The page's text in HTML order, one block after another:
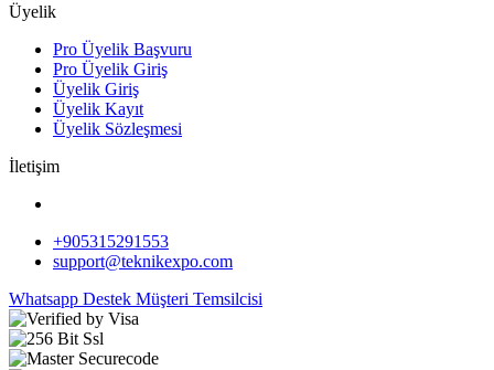
Üyelik
Pro Üyelik Başvuru
Pro Üyelik Giriş
Üyelik Giriş
Üyelik Kayıt
Üyelik Sözleşmesi
İletişim
+905315291553
support@teknikexpo.com
Whatsapp Destek Müşteri Temsilcisi